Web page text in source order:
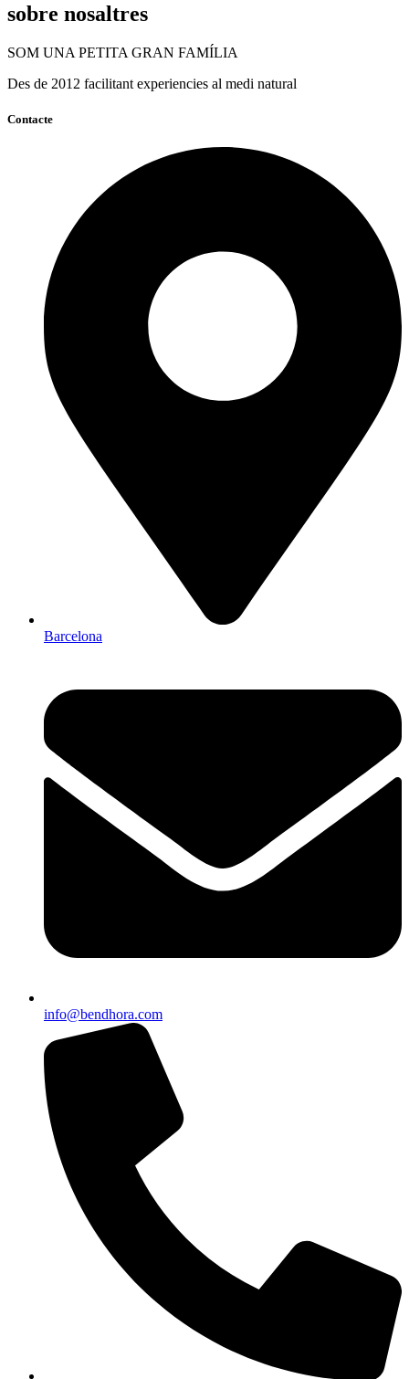
sobre nosaltres
SOM UNA PETITA GRAN FAMÍLIA
Des de 2012 facilitant experiencies al medi natural
Contacte
Barcelona
info@bendhora.com